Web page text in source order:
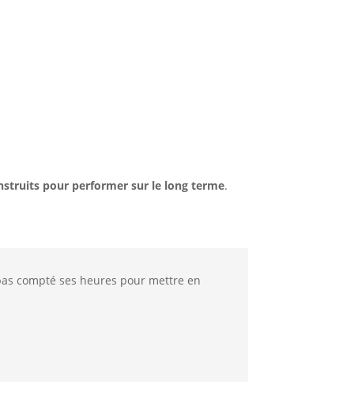
pour performer sur le long terme.
compté ses heures pour mettre en